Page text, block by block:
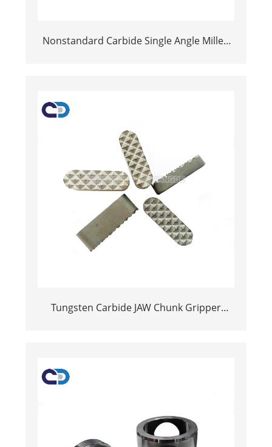
Nonstandard Carbide Single Angle Millen
Tungsten Carbide JAW Chunk Gripper